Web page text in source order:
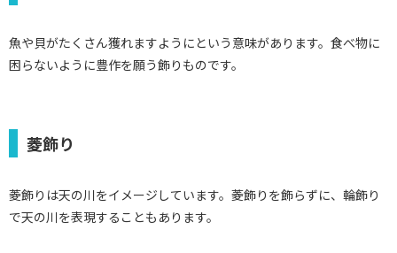
魚や貝がたくさん獲れますようにという意味があります。食べ物に
困らないように豊作を願う飾りものです。
菱飾り
菱飾りは天の川をイメージしています。菱飾りを飾らずに、輪飾り
で天の川を表現することもあります。